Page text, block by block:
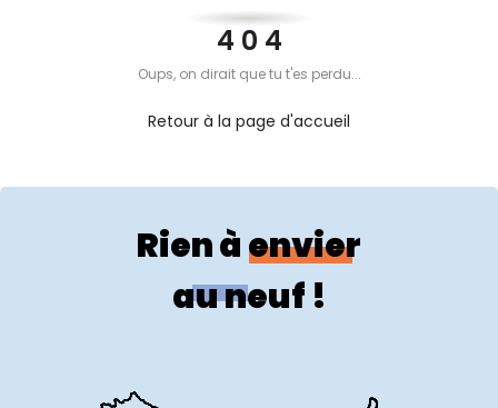
4 0 4
Oups, on dirait que tu t'es perdu...
Retour à la page d'accueil
Rien à envier
au neuf !